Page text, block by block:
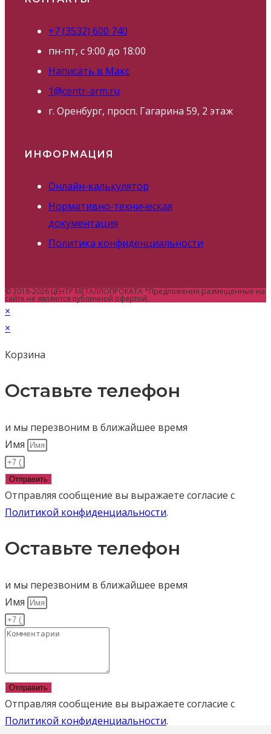
+7 (3532) 600 740
пн-пт, с 9:00 до 18:00
Написать в Макс
1@centr-arm.ru
г. Оренбург, просп. Гагарина 59, 2 этаж
ИНФОРМАЦИЯ
Онлайн-калькулятор
Нормативно-техническая
документация
Политика конфиденциальности
© 2018-2026 ЦЕНТР МЕТАЛЛОПРОКАТА *Предложения размещенные на
сайте не являются публичной офертой.
×
×
Корзина
Оставьте телефон
и мы перезвоним в ближайшее время
Имя
Отправить
Отправляя сообщение вы выражаете согласие с
Политикой конфиденциальности.
Оставьте телефон
и мы перезвоним в ближайшее время
Имя
Отправить
Отправляя сообщение вы выражаете согласие с
Политикой конфиденциальности.